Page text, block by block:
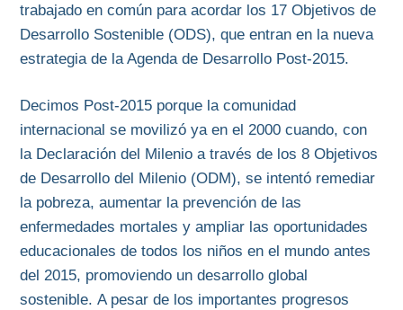
trabajado en común para acordar los 17 Objetivos de
Desarrollo Sostenible (ODS), que entran en la nueva
estrategia de la Agenda de Desarrollo Post-2015.
Decimos Post-2015 porque la comunidad
internacional se movilizó ya en el 2000 cuando, con
la Declaración del Milenio a través de los 8 Objetivos
de Desarrollo del Milenio (ODM), se intentó remediar
la pobreza, aumentar la prevención de las
enfermedades mortales y ampliar las oportunidades
educacionales de todos los niños en el mundo antes
del 2015, promoviendo un desarrollo global
sostenible. A pesar de los importantes progresos